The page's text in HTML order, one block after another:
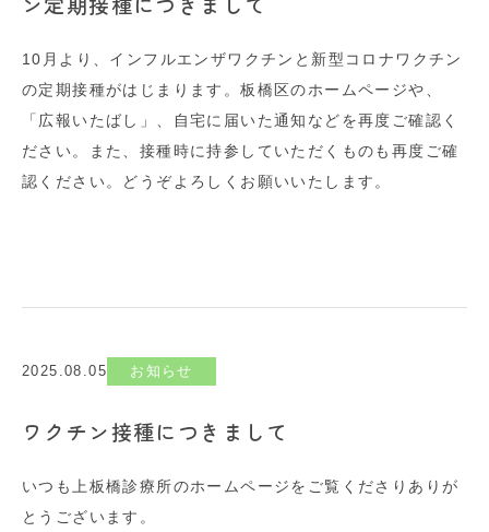
10月より、インフルエンザワクチンと新型コロナワクチン
の定期接種がはじまります。板橋区のホームページや、
「広報いたばし」、自宅に届いた通知などを再度ご確認く
ださい。また、接種時に持参していただくものも再度ご確
認ください。どうぞよろしくお願いいたします。
2025.08.05 お知らせ
ワクチン接種につきまして
いつも上板橋診療所のホームページをご覧くださりありが
とうございます。